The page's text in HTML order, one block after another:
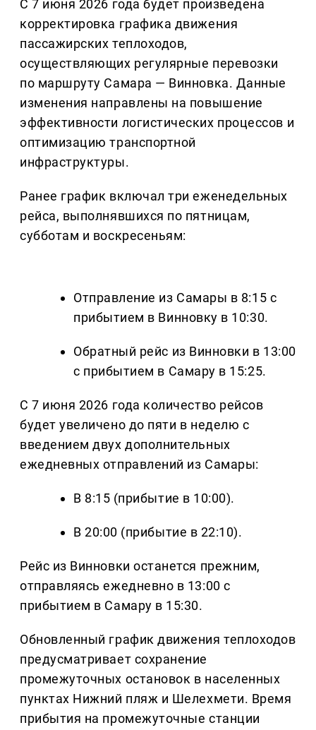
С 7 июня 2026 года будет произведена
корректировка графика движения
пассажирских теплоходов,
осуществляющих регулярные перевозки
по маршруту Самара — Винновка. Данные
изменения направлены на повышение
эффективности логистических процессов и
оптимизацию транспортной
инфраструктуры.
Ранее график включал три еженедельных
рейса, выполнявшихся по пятницам,
субботам и воскресеньям:
Отправление из Самары в 8:15 с
прибытием в Винновку в 10:30.
Обратный рейс из Винновки в 13:00
с прибытием в Самару в 15:25.
С 7 июня 2026 года количество рейсов
будет увеличено до пяти в неделю с
введением двух дополнительных
ежедневных отправлений из Самары:
В 8:15 (прибытие в 10:00).
В 20:00 (прибытие в 22:10).
Рейс из Винновки останется прежним,
отправляясь ежедневно в 13:00 с
прибытием в Самару в 15:30.
Обновленный график движения теплоходов
предусматривает сохранение
промежуточных остановок в населенных
пунктах Нижний пляж и Шелехмети. Время
прибытия на промежуточные станции